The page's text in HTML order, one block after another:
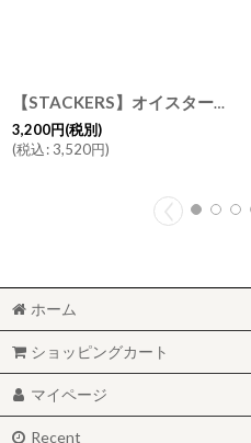
【STACKERS】オイスターボックス Oyster Box ペブルグレー Pebble Gray トラベル ジュエリーボックス スタッカーズ ロンドン UK
3,200円(税別)
(税込: 3,520円)
ホーム
ショッピングカート
マイページ
Recent